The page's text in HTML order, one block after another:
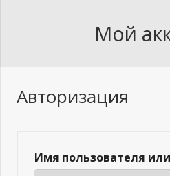
Мой
Авторизация
Имя пользователя